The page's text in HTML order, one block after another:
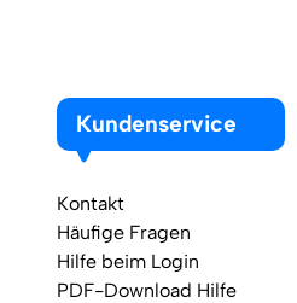
Kundenservice
Kontakt
Häufige Fragen
Hilfe beim Login
PDF-Download Hilfe